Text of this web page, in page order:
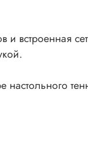
и встроенная